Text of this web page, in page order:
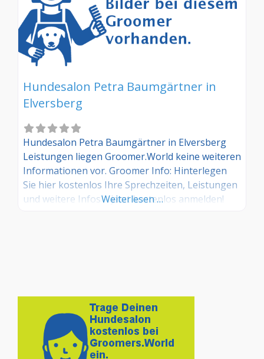
Hundesalon Petra Baumgärtner in
Elversberg
Hundesalon Petra Baumgärtner in Elversberg
Leistungen liegen Groomer.World keine weiteren
Informationen vor. Groomer Info: Hinterlegen
Sie hier kostenlos Ihre Sprechzeiten, Leistungen
und weitere Infos – jetzt kostenlos anmelden!
Weiterlesen …